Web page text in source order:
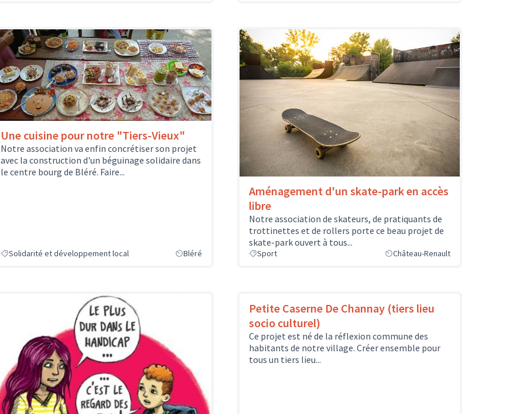
Une cuisine pour notre "Tiers-Vieux"
Notre association va enfin concrétiser son projet
avec la construction d'un béguinage solidaire dans
le centre bourg de Bléré. Faire...
Solidarité et développement local Bléré
Aménagement d'un skate-park en accès
libre
Notre association de skateurs, de pratiquants de
trottinettes et de rollers porte ce beau projet de
skate-park ouvert à tous...
Sport Château-Renault
Petite Caserne De Channay (tiers lieu
socio culturel)
Ce projet est né de la réflexion commune des
habitants de notre village. Créer ensemble pour
tous un tiers lieu...